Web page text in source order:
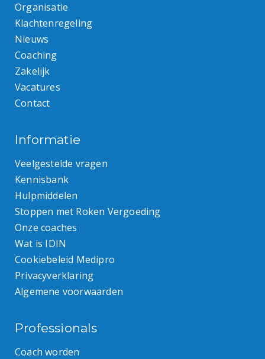
Organisatie
Klachtenregeling
Nieuws
Coaching
Zakelijk
Vacatures
Contact
Informatie
Veelgestelde vragen
Kennisbank
Hulpmiddelen
Stoppen met Roken Vergoeding
Onze coaches
Wat is IDIN
Cookiebeleid Medipro
Privacyverklaring
Algemene voorwaarden
Professionals
Coach worden